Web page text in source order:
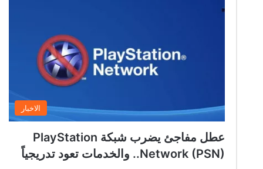
الاخبار
عطل مفاجئ يضرب شبكة PlayStation
Network (PSN).. والخدمات تعود تدريجياً